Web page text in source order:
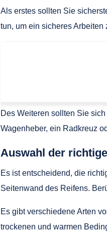
Als erstes sollten Sie
tun, um ein sicheres Arbeiten
Des Weiteren sollten Sie
Wagenheber, ein Radkreuz
Auswahl der
Es ist entscheidend, die
Seitenwand des Reifens.
Es gibt verschiedene Arten
trockenen und warmen